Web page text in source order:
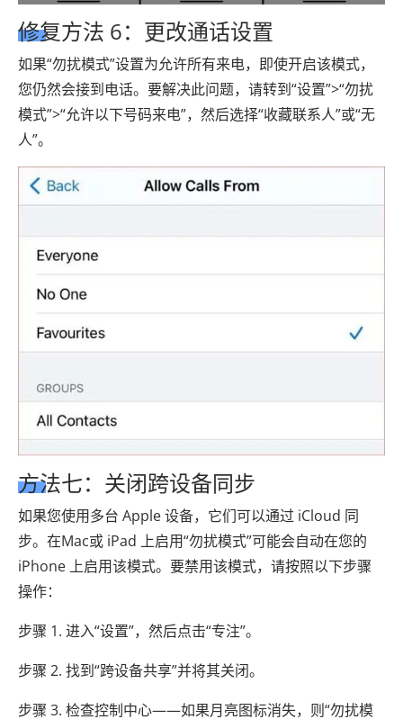
修复方法 6：更改通话设置
如果“勿扰模式”设置为允许所有来电，即使开启该模式，
您仍然会接到电话。要解决此问题，请转到“设置”>“勿扰
模式”>“允许以下号码来电”，然后选择“收藏联系人”或“无
人”。
方法七：关闭跨设备同步
如果您使用多台 Apple 设备，它们可以通过 iCloud 同
步。在Mac或 iPad 上启用“勿扰模式”可能会自动在您的
iPhone 上启用该模式。要禁用该模式，请按照以下步骤
操作：
步骤 1. 进入“设置”，然后点击“专注”。
步骤 2. 找到“跨设备共享”并将其关闭。
步骤 3. 检查控制中心——如果月亮图标消失，则“勿扰模